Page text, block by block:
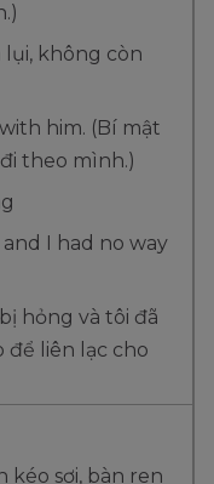
lụi, không còn
him. (Bí mật
theo mình.)
I had no way
hỏng và tôi đã
để liên lạc cho
kéo sợi, bàn ren